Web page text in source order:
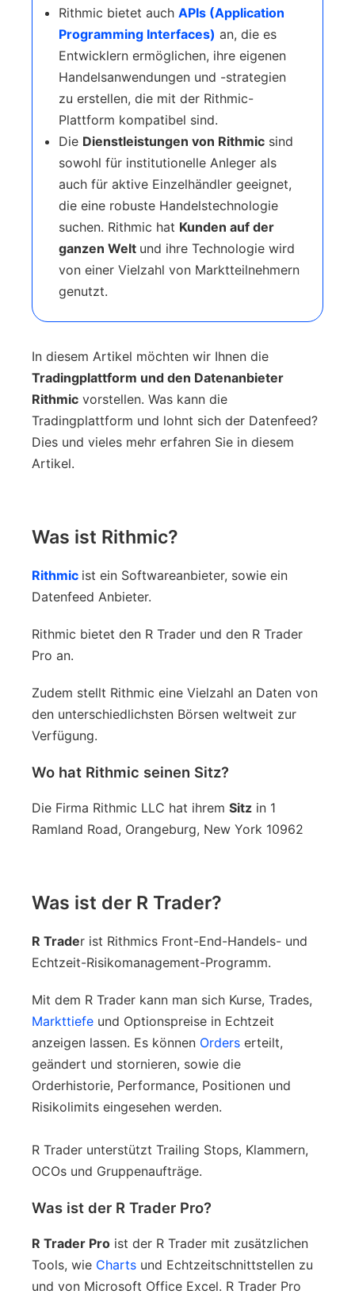
Rithmic bietet auch APIs (Application
Programming Interfaces) an, die es
Entwicklern ermöglichen, ihre eigenen
Handelsanwendungen und -strategien
zu erstellen, die mit der Rithmic-
Plattform kompatibel sind.
Die Dienstleistungen von Rithmic sind
sowohl für institutionelle Anleger als
auch für aktive Einzelhändler geeignet,
die eine robuste Handelstechnologie
suchen. Rithmic hat Kunden auf der
ganzen Welt und ihre Technologie wird
von einer Vielzahl von Marktteilnehmern
genutzt.
In diesem Artikel möchten wir Ihnen die
Tradingplattform und den Datenanbieter
Rithmic vorstellen. Was kann die
Tradingplattform und lohnt sich der Datenfeed?
Dies und vieles mehr erfahren Sie in diesem
Artikel.
Was ist Rithmic?
Rithmic ist ein Softwareanbieter, sowie ein
Datenfeed Anbieter.
Rithmic bietet den R Trader und den R Trader
Pro an.
Zudem stellt Rithmic eine Vielzahl an Daten von
den unterschiedlichsten Börsen weltweit zur
Verfügung.
Wo hat Rithmic seinen Sitz?
Die Firma Rithmic LLC hat ihrem Sitz in 1
Ramland Road, Orangeburg, New York 10962
Was ist der R Trader?
R Trader ist Rithmics Front-End-Handels- und
Echtzeit-Risikomanagement-Programm.
Mit dem R Trader kann man sich Kurse, Trades,
Markttiefe und Optionspreise in Echtzeit
anzeigen lassen. Es können Orders erteilt,
geändert und stornieren, sowie die
Orderhistorie, Performance, Positionen und
Risikolimits eingesehen werden.
R Trader unterstützt Trailing Stops, Klammern,
OCOs und Gruppenaufträge.
Was ist der R Trader Pro?
R Trader Pro ist der R Trader mit zusätzlichen
Tools, wie Charts und Echtzeitschnittstellen zu
und von Microsoft Office Excel. R Trader Pro